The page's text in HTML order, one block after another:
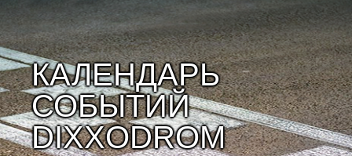
КАЛЕНДАРЬ
СОБЫТИЙ
DIXXODROM